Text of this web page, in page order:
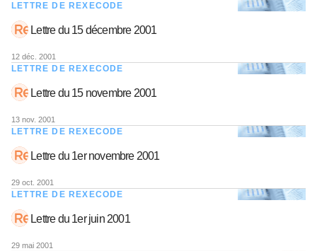
LETTRE DE REXECODE
Lettre du 15 décembre 2001
12 déc. 2001
LETTRE DE REXECODE
Lettre du 15 novembre 2001
13 nov. 2001
LETTRE DE REXECODE
Lettre du 1er novembre 2001
29 oct. 2001
LETTRE DE REXECODE
Lettre du 1er juin 2001
29 mai 2001